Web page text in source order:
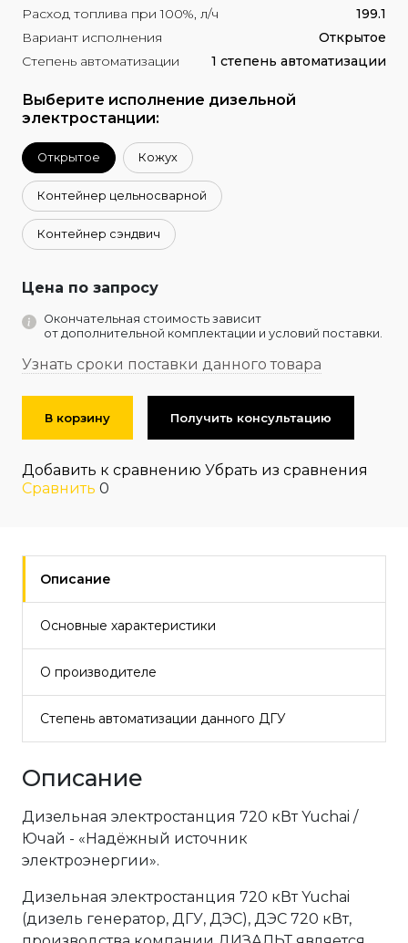
Расход топлива при 100%, л/ч
199.1
Вариант исполнения
Открытое
Степень автоматизации
1 степень автоматизации
Выберите исполнение дизельной
электростанции:
Открытое Кожух
Контейнер цельносварной
Контейнер сэндвич
Цена по запросу
Окончательная стоимость зависит
от дополнительной комплектации и условий поставки.
Узнать сроки поставки данного товара
В корзину Получить консультацию
Добавить к сравнению Убрать из сравнения
Сравнить 0
Описание
Основные характеристики
О производителе
Степень автоматизации данного ДГУ
Описание
Дизельная электростанция 720 кВт Yuchai /
Ючай - «Надёжный источник
электроэнергии».
Дизельная электростанция 720 кВт Yuchai
(дизель генератор, ДГУ, ДЭС), ДЭС 720 кВт,